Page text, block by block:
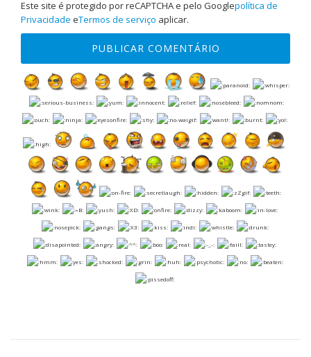
Este site é protegido por reCAPTCHA e pelo Googlepolítica de
Privacidade eTermos de serviço aplicar.